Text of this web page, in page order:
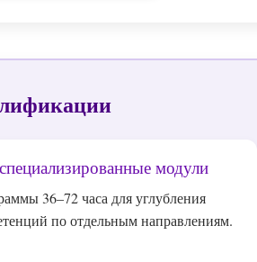
модули
36–72 часа для углубления
по отдельным направлениям.